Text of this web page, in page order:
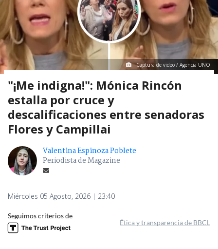
Captura de video / Agencia UNO
"¡Me indigna!": Mónica Rincón
estalla por cruce y
descalificaciones entre senadoras
Flores y Campillai
Valentina Espinoza Poblete
Periodista de Magazine
Miércoles 05 Agosto, 2026 | 23:40
Seguimos criterios de
Ética y transparencia de BBCL